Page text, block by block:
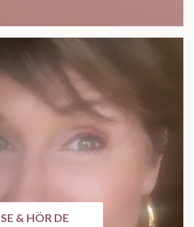
SE & HÖR DE